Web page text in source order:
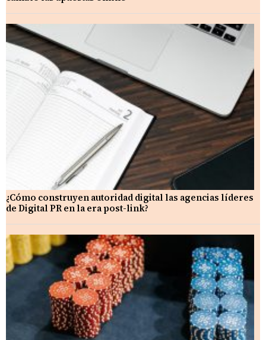
¿Cómo construyen autoridad digital las agencias líderes
de Digital PR en la era post-link?